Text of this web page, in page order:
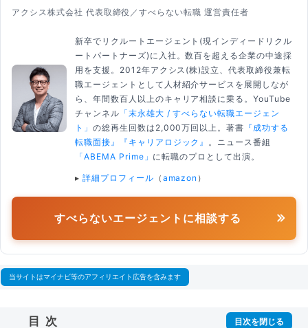
アクシス株式会社 代表取締役／すべらない転職 運営責任者
新卒でリクルートエージェント(現インディードリクル
ートパートナーズ)に入社。数百を超える企業の中途採
用を支援。2012年アクシス(株)設立、代表取締役兼転
職エージェントとして人材紹介サービスを展開しなが
ら、年間数百人以上のキャリア相談に乗る。YouTube
チャンネル 「末永雄大 / すべらない転職エージェン
ト」 の総再生回数は2,000万回以上。著書 『成功する
転職面接』
『キャリアロジック』
。ニュース番組
「ABEMA Prime」 に転職のプロとして出演。
▸ 詳細プロフィール （ amazon ）
すべらないエージェントに相談する
当サイトはマイナビ等のアフィリエイト広告を含みます
目次